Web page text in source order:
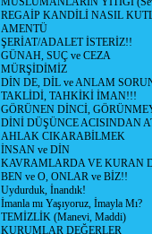
REGAİP KANDİLİ NASIL
AMENTÜ
ŞERİAT/ADALET İSTERİZ!!
GÜNAH, SUÇ ve CEZA
MÜRŞİDİMİZ
DİN DE, DİL ve ANLAM
TAKLİDİ, TAHKİKİ İMAN!!!
GÖRÜNEN DİNCİ,
DİNİ DÜŞÜNCE ACISINDAN
AHLAK CIKARABİLMEK
İNSAN ve DİN
KAVRAMLARDA VE KURAN
BEN ve O, ONLAR ve BİZ!!
Uydurduk, İnandık!
İmanla mı Yaşıyoruz, İmayla Mı?
TEMİZLİK (Manevi, Maddi)
KURUMLAR DEĞERLER